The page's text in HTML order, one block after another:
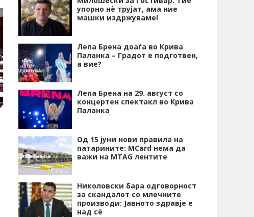
упорно нѐ трујат, ама ние
машки издржуваме!
Лепа Брена доаѓа во Крива
Паланка – Градот е подготвен,
а вие?
Лепа Брена на 29. август со
концертен спектакл во Крива
Паланка
Од 15 јуни нови правила на
патарините: MCard нема да
важи на MTAG лентите
Николовски бара одговорност
за скандалот со млечните
производи: Јавното здравје е
над сѐ